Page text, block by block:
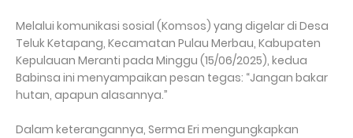
Melalui komunikasi sosial (Komsos) yang digelar di Desa
Teluk Ketapang, Kecamatan Pulau Merbau, Kabupaten
Kepulauan Meranti pada Minggu (15/06/2025), kedua
Babinsa ini menyampaikan pesan tegas: “Jangan bakar
hutan, apapun alasannya.”
Dalam keterangannya, Serma Eri mengungkapkan